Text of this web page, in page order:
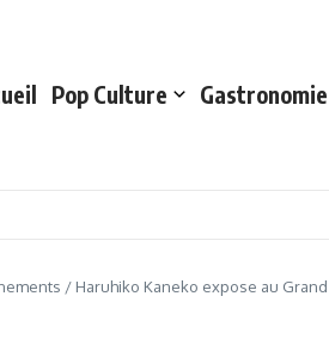
Pop Culture Gastronomie
/ Haruhiko Kaneko expose au Grand